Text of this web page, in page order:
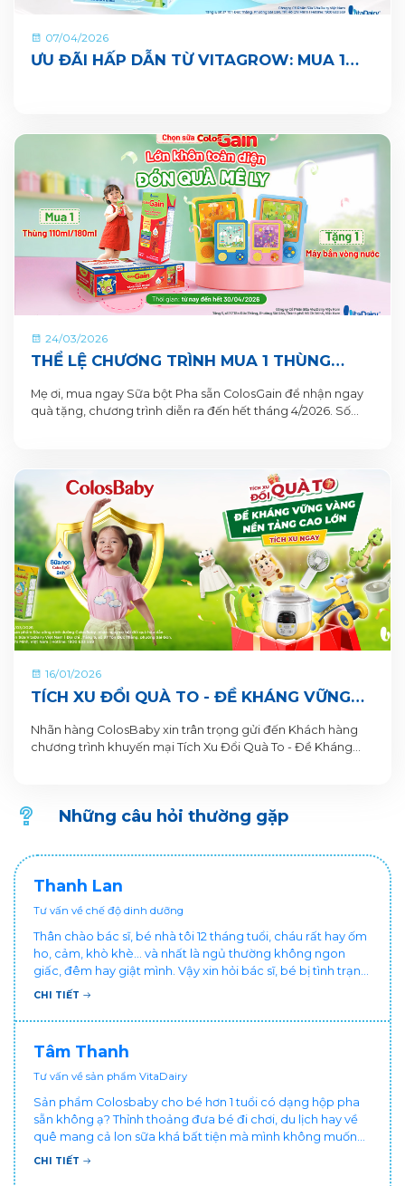
07/04/2026
ƯU ĐÃI HẤP DẪN TỪ VITAGROW: MUA 1
24/03/2026
THỂ LỆ CHƯƠNG TRÌNH MUA 1 THÙNG
TẶNG 1 QUÀ TỪ COLOSGAIN
Mẹ ơi, mua ngay Sữa bột Pha sẵn ColosGain để nhận ngay
quà tặng, chương trình diễn ra đến hết tháng 4/2026. Số
16/01/2026
TÍCH XU ĐỔI QUÀ TO - ĐỀ KHÁNG VỮNG
PHA SẴN COLOSBABY
Nhãn hàng ColosBaby xin trân trọng gửi đến Khách hàng
chương trình khuyến mại Tích Xu Đổi Quà To - Đề Kháng
Những câu hỏi thường gặp
Thanh Lan
Tư vấn về chế độ dinh dưỡng
Thân chào bác sĩ, bé nhà tôi 12 tháng tuổi, cháu rất hay ốm
ho, cảm, khò khè... và nhất là ngủ thường không ngon
giấc, đêm hay giật mình. Vậy xin hỏi bác sĩ, bé bị tình trạng
vậy nên làm sao để con khỏe mạnh và ngủ ngon giấc hơn
chăm cháu hay ốm ạ?. Cảm ơn bác sĩ.
CHI TIẾT
Tâm Thanh
Tư vấn về sản phẩm VitaDairy
Sản phẩm Colosbaby cho bé hơn 1 tuổi có dạng hộp pha
sẵn không ạ? Thỉnh thoảng đưa bé đi chơi, du lịch hay về
quê mang cả lon sữa khá bất tiện mà mình không muốn
đổi cho bé dùng sữa tươi hộp khác sợ bé nạ sữa ảnh
CHI TIẾT